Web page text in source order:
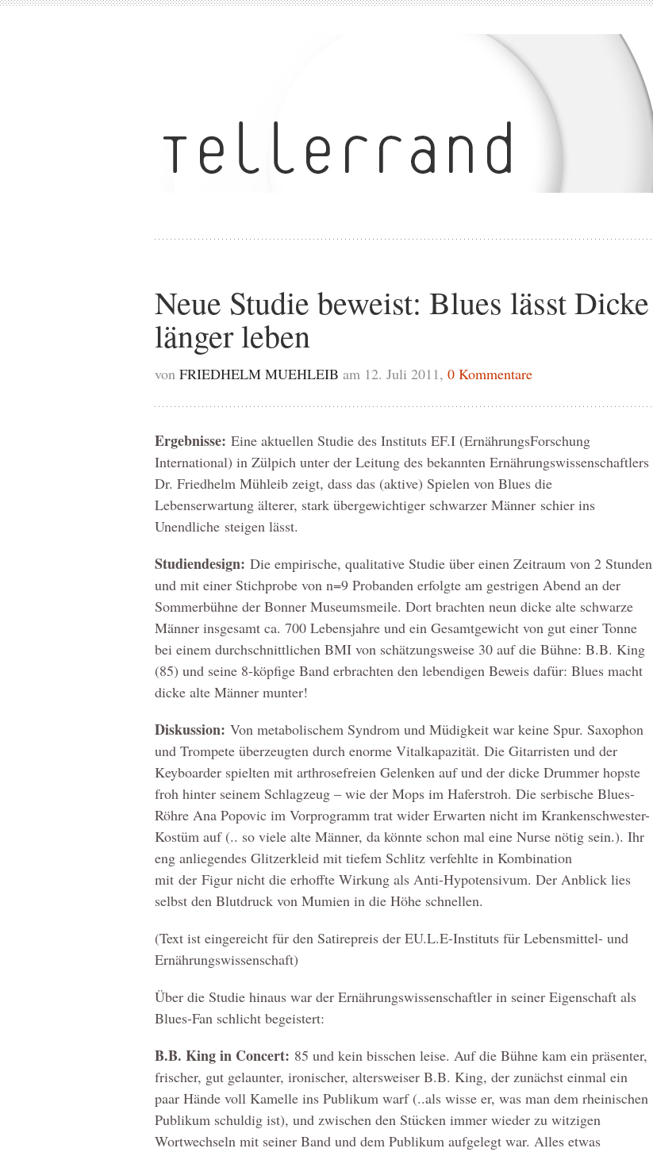
Neue Studie beweist: Blues lässt Dicke
länger leben
von FRIEDHELM MUEHLEIB am 12. Juli 2011, 0 Kommentare
Ergebnisse: Eine aktuellen Studie des Instituts EF.I (ErnährungsForschung
International) in Zülpich unter der Leitung des bekannten Ernährungswissenschaftlers
Dr. Friedhelm Mühleib zeigt, dass das (aktive) Spielen von Blues die
Lebenserwartung älterer, stark übergewichtiger schwarzer Männer schier ins
Unendliche steigen lässt.
Studiendesign: Die empirische, qualitative Studie über einen Zeitraum von 2 Stunden
und mit einer Stichprobe von n=9 Probanden erfolgte am gestrigen Abend an der
Sommerbühne der Bonner Museumsmeile. Dort brachten neun dicke alte schwarze
Männer insgesamt ca. 700 Lebensjahre und ein Gesamtgewicht von gut einer Tonne
bei einem durchschnittlichen BMI von schätzungsweise 30 auf die Bühne: B.B. King
(85) und seine 8-köpfige Band erbrachten den lebendigen Beweis dafür: Blues macht
dicke alte Männer munter!
Diskussion: Von metabolischem Syndrom und Müdigkeit war keine Spur. Saxophon
und Trompete überzeugten durch enorme Vitalkapazität. Die Gitarristen und der
Keyboarder spielten mit arthrosefreien Gelenken auf und der dicke Drummer hopste
froh hinter seinem Schlagzeug – wie der Mops im Haferstroh. Die serbische Blues-
Röhre Ana Popovic im Vorprogramm trat wider Erwarten nicht im Krankenschwester-
Kostüm auf (.. so viele alte Männer, da könnte schon mal eine Nurse nötig sein.). Ihr
eng anliegendes Glitzerkleid mit tiefem Schlitz verfehlte in Kombination
mit der Figur nicht die erhoffte Wirkung als Anti-Hypotensivum. Der Anblick lies
selbst den Blutdruck von Mumien in die Höhe schnellen.
(Text ist eingereicht für den Satirepreis der EU.L.E-Instituts für Lebensmittel- und
Ernährungswissenschaft)
Über die Studie hinaus war der Ernährungswissenschaftler in seiner Eigenschaft als
Blues-Fan schlicht begeistert:
B.B. King in Concert: 85 und kein bisschen leise. Auf die Bühne kam ein präsenter,
frischer, gut gelaunter, ironischer, altersweiser B.B. King, der zunächst einmal ein
paar Hände voll Kamelle ins Publikum warf (..als wisse er, was man dem rheinischen
Publikum schuldig ist), und zwischen den Stücken immer wieder zu witzigen
Wortwechseln mit seiner Band und dem Publikum aufgelegt war. Alles etwas